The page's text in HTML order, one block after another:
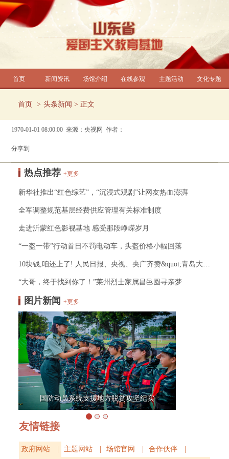
首页 新闻资讯 场馆介绍 在线参观 主题活动 文化专题
首页 头条新闻 > 正文
1970-01-01 08:00:00 来源：央视网 作者：
分享到
热点推荐 +更多
新华社推出“红色综艺”，“沉浸式观剧”让网友热血澎湃
全军调整规范基层经费供应管理有关标准制度
走进沂蒙红色影视基地 感受那段峥嵘岁月
“一盔一带”行动首日不罚电动车，头盔价格小幅回落
10块钱,咱还上了! 人民日报、央视、央广齐赞&quot;青岛大叔&quot;！
“大哥，终于找到你了！”莱州烈士家属昌邑圆寻亲梦
图片新闻 +更多
国防动员系统支援地方脱贫攻坚纪实
友情链接
政府网站 | 主题网站 | 场馆官网 | 合作伙伴 |